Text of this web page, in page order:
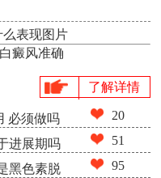
表现图片
癜风准确
了解详情
必须做吗 20
进展期吗 51
黑色素脱
95